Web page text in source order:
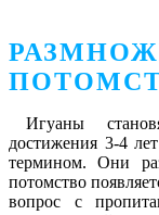
Игуаны
достижения 3-4
термином. Они
потомство
вопрос с